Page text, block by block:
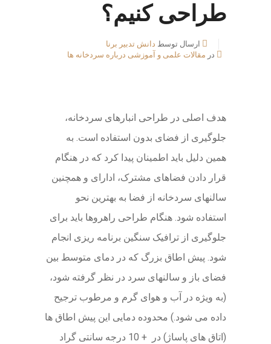
طراحی کنیم؟
ارسال توسط دانش تدبیر برنا
در مقالات علمی و آموزشی درباره سردخانه ها
هدف اصلی در طراحی انبارهای سردخانه،
جلوگیری از فضای بدون استفاده است. به
همین دلیل باید اطمینان پیدا کرد که در هنگام
قرار دادن فضاهای مشترک، ادارای و همچنین
سالنهای سردخانه از فضا به بهترین نحو
استفاده شود. هنگام طراحی راهروها باید برای
جلوگیری از ترافیک سنگین برنامه ریزی انجام
شود. پیش اطاق بزرگ که در دمای متوسط ​​بین
فضای باز و سالنهای سرد در نظر گرفته شود،
(به ویژه در آب و هوای گرم و مرطوب ترجیح
داده می شود.) محدوده دمایی این پیش اطاق ها
(اتاق های پاساژ) در + 10 درجه سانتی گراد